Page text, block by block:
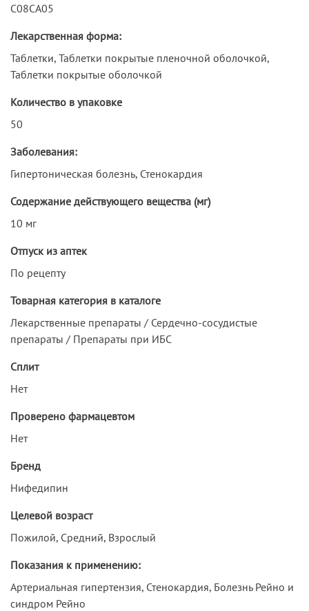
C08CA05
Лекарственная форма:
Таблетки, Таблетки покрытые пленочной оболочкой,
Таблетки покрытые оболочкой
Количество в упаковке
50
Заболевания:
Гипертоническая болезнь, Стенокардия
Содержание действующего вещества (мг)
10 мг
Отпуск из аптек
По рецепту
Товарная категория в каталоге
Лекарственные препараты / Сердечно-сосудистые
препараты / Препараты при ИБС
Сплит
Нет
Проверено фармацевтом
Нет
Бренд
Нифедипин
Целевой возраст
Пожилой, Средний, Взрослый
Показания к применению:
Артериальная гипертензия, Стенокардия, Болезнь Рейно и
синдром Рейно